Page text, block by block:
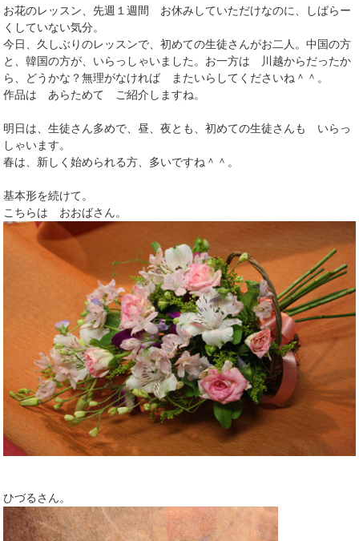
お花のレッスン、先週１週間 お休みしていただけなのに、しばらー
くしていない気分。
今日、久しぶりのレッスンで、初めての生徒さんがお二人。中国の方
と、韓国の方が、いらっしゃいました。お一方は 川越からだったか
ら、どうかな？無理がなければ またいらしてくださいね＾＾。
作品は あらためて ご紹介しますね。
明日は、生徒さん多めで、昼、夜とも、初めての生徒さんも いらっ
しゃいます。
春は、新しく始められる方、多いですね＾＾。
基本形を続けて。
こちらは おおばさん。
ひづるさん。